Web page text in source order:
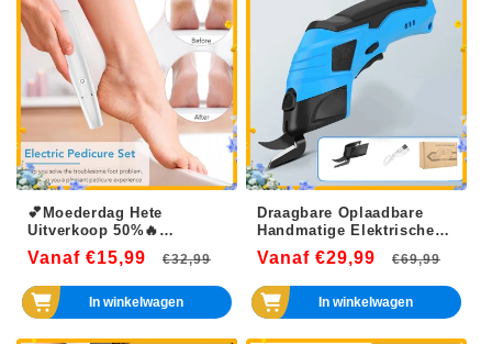
💕Moederdag Hete
Uitverkoop 50%🔥
Elektrische Voeten
Eeltverwijderaar
Vanaf €15,99
Normale
prijs
€32,99 Aanbiedingsprijs
In winkelwagen
Draagbare Oplaadbare
Handmatige Elektrische
Schaar
Vanaf €29,99
Normale
prijs
€69,99
In winkelwagen